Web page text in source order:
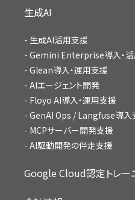
生成AI
生成AI活用支援
Gemini Enterprise導入・
Glean導入・運用支援
AIエージェント開発
Floyo AI導入・運用支援
GenAI Ops / Langfuse導入
MCPサーバー開発支援
AI駆動開発の伴走支援
Google Cloud認定トレー